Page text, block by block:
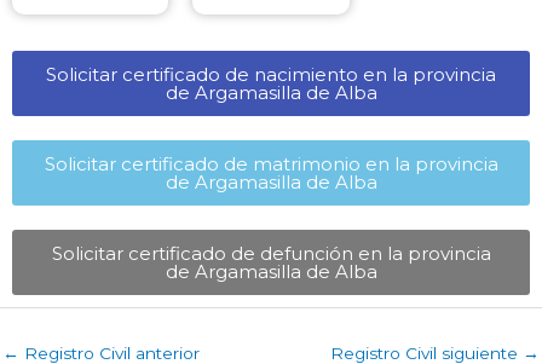
Solicitar certificado de nacimiento en la provincia
de Argamasilla de Alba​
Solicitar certificado de matrimonio en la provincia
de Argamasilla de Alba​
Solicitar certificado de defunción en la provincia
de Argamasilla de Alba​
← Registro Civil anterior Registro Civil siguiente →